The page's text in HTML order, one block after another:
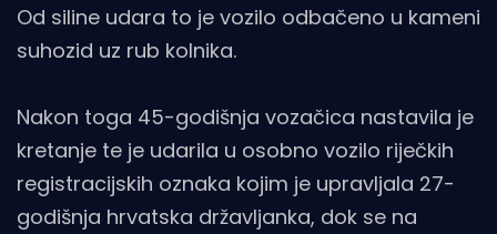
Od siline udara to je vozilo odbačeno u kameni
suhozid uz rub kolnika.
Nakon toga 45-godišnja vozačica nastavila je
kretanje te je udarila u osobno vozilo riječkih
registracijskih oznaka kojim je upravljala 27-
godišnja hrvatska državljanka, dok se na